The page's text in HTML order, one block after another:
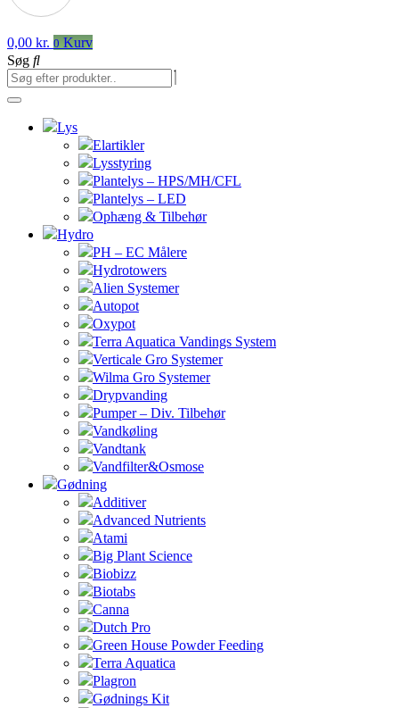
0,00 kr. 0 Kurv
Søg
Lys
Elartikler
Lysstyring
Plantelys – HPS/MH/CFL
Plantelys – LED
Ophæng & Tilbehør
Hydro
PH – EC Målere
Hydrotowers
Alien Systemer
Autopot
Oxypot
Terra Aquatica Vandings System
Verticale Gro Systemer
Wilma Gro Systemer
Drypvanding
Pumper – Div. Tilbehør
Vandkøling
Vandtank
Vandfilter&Osmose
Gødning
Additiver
Advanced Nutrients
Atami
Big Plant Science
Biobizz
Biotabs
Canna
Dutch Pro
Green House Powder Feeding
Terra Aquatica
Plagron
Gødnings Kit